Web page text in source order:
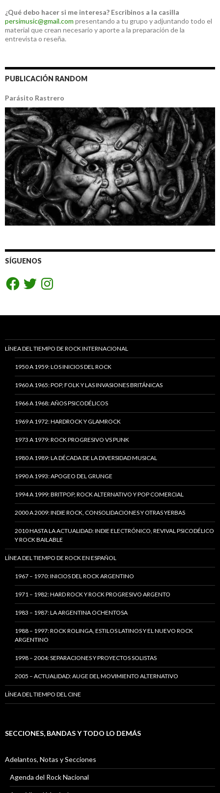
¿Qué debo hacer si me interesa? Escribinos a la casilla
persimusic@gmail.com presentando a tu grupo y adjuntando todo el
material que crean necesario y aporte a la preparación de la
entrevista o reseña.
PUBLICACIÓN RANDOM
Parásito Rastrero
SÍGUENOS
FacebookTwitterInstagram
LÍNEA DEL TIEMPO DE ROCK INTERNACIONAL
1950 A 1959: LOS INICIOS DEL ROCK
1960 A 1965: POP, FOLK Y LAS INVASIONES BRITÁNICAS
1966 A 1968: AÑOS PSICODÉLICOS
1969 A 1972: HARDROCK Y GLAMROCK
1973 A 1979: ROCK PROGRESIVO VS PUNK
1980 A 1989: LA DÉCADA DE LA DIVERSIDAD MUSICAL
1990 A 1993: APOGEO DEL GRUNGE
1994 A 1999: BRITPOP, ROCK ALTERNATIVO Y POP COMERCIAL
2000 A 2009: INDIE ROCK, CONSOLIDACIONES Y OTRAS YERBAS
2010 HASTA LA ACTUALIDAD: INDIE ELECTRÓNICO, REVIVAL PSICODÉLICO
Y ROCK BAILABLE
LÍNEA DEL TIEMPO DE ROCK EN ESPAÑOL
1967 – 1970: INICIOS DEL ROCK ARGENTINO
1971 – 1982: HARD ROCK Y ROCK PROGRESIVO ARGENTO
1983 – 1987: LA ARGENTINA OCHENTOSA
1988 – 1997: ROCK ROLINGA, ESTILOS LATINOS Y EL NUEVO ROCK
ARGENTINO
1998 – 2004: SEPARACIONES Y PROYECTOS SOLISTAS
2005 – ACTUALIDAD: AUGE DEL MOVIMIENTO ALTERNATIVO
LÍNEA DEL TIEMPO DEL CINE
SECCIONES, BANDAS Y TODO LO DEMÁS
Adelantos, Notas y Secciones
Agenda del Rock Nacional